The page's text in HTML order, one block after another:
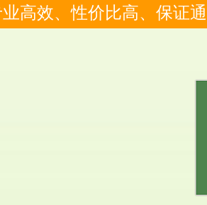
高效、性价比高、保证